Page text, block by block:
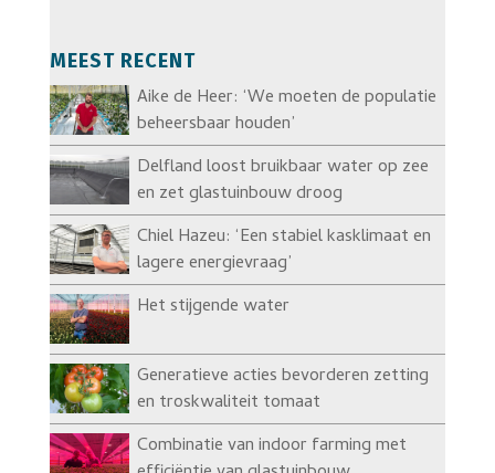
MEEST RECENT
Aike de Heer: ‘We moeten de populatie
beheersbaar houden’
Delfland loost bruikbaar water op zee
en zet glastuinbouw droog
Chiel Hazeu: ‘Een stabiel kasklimaat en
lagere energievraag’
Het stijgende water
Generatieve acties bevorderen zetting
en troskwaliteit tomaat
Combinatie van indoor farming met